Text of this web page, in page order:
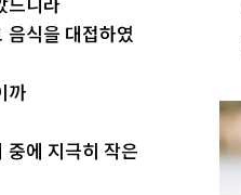
식을 대접하였
까
에 지극히 작은